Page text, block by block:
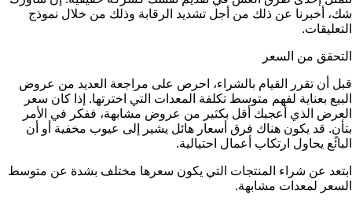
شك، أخبرنا عن ذلك من أجل تشديد الرقابة وذلك من خلال نموذج
التعليقات.
التحقق من السعر
قبل أن تقرر القيام بالشراء، احرص على مراجعة العديد من عروض
البيع بعناية لفهم متوسط تكلفة المعدات التي اخترتها. إذا كان سعر
العرض الذي أعجبك أقل بكثير من عروض مشابهة، ففكر في الأمر
بتأنٍ. قد يكون هناك فرق أسعار هائل يشير إلى عيوب مخفية أو أن
البائع يحاول ارتكاب أعمال احتيالية.
ابتعد عن شراء المنتجات التي يكون سعرها مختلف بشدة عن متوسط
السعر لمعدات مشابهة.